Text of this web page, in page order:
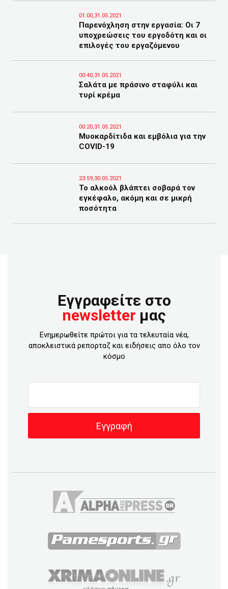
01:00,31.05.2021
Παρενόχληση στην εργασία: Οι 7
υποχρεώσεις του εργοδότη και οι
επιλογές του εργαζόμενου
00:40,31.05.2021
Σαλάτα με πράσινο σταφύλι και
τυρί κρέμα
00:20,31.05.2021
Μυοκαρδίτιδα και εμβόλια για την
COVID-19
23:59,30.05.2021
Το αλκοόλ βλάπτει σοβαρά τον
εγκέφαλο, ακόμη και σε μικρή
ποσότητα
Εγγραφείτε στο
newsletter μας
Ενημερωθείτε πρώτοι για τα τελευταία νέα,
αποκλειστικά ρεπορταζ και ειδήσεις απο όλο τον
κόσμο